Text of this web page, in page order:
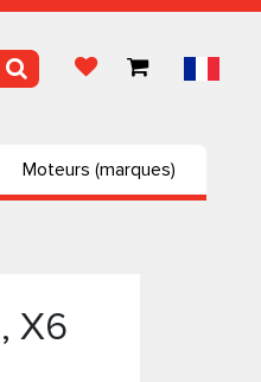
Moteurs (marques)
X6